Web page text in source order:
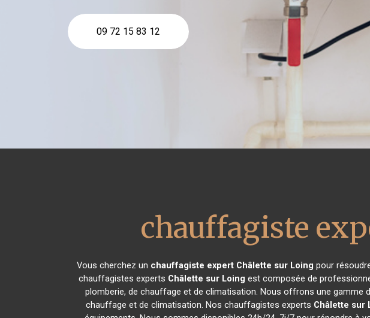
09 72 15 83 12
chauffagiste
Vous cherchez un chauffagiste expert Châlette sur Loing pour
chauffagistes experts Châlette sur Loing est composée de
plomberie, de chauffage et de climatisation. Nous offrons une gamme
chauffage et de climatisation. Nos chauffagistes experts Châlette sur